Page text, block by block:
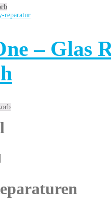
– Glas